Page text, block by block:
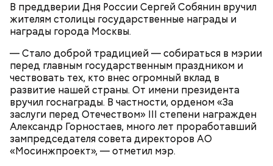
В преддверии Дня России Сергей Собянин вручил
жителям столицы государственные награды и
награды города Москвы.
— Стало доброй традицией — собираться в мэрии
перед главным государственным праздником и
чествовать тех, кто внес огромный вклад в
развитие нашей страны. От имени президента
вручил госнаграды. В частности, орденом «За
заслуги перед Отечеством» III степени награжден
Александр Горностаев, много лет проработавший
зампредседателя совета директоров АО
«Мосинжпроект», — отметил мэр.